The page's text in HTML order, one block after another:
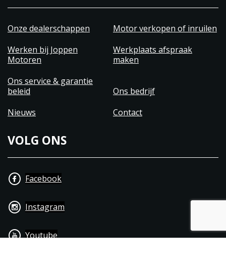
Onze dealerschappen
Motor verkopen of inruilen
Werken bij Joppen
Motoren
Werkplaats afspraak
maken
Ons service & garantie
beleid
Ons bedrijf
Nieuws
Contact
VOLG ONS
Facebook
Instagram
Youtube